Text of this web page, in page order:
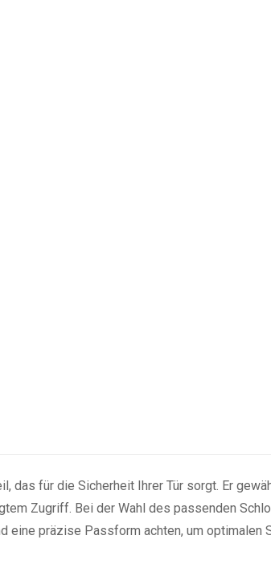
das für die Sicherheit Ihrer Tür sorgt. Er
Zugriff. Bei der Wahl des passenden
eine präzise Passform achten, um optimalen